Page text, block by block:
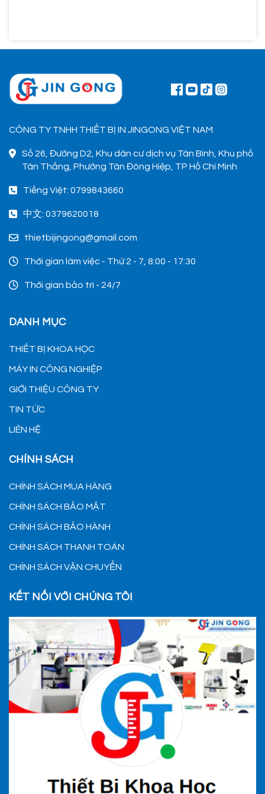
CÔNG TY TNHH THIẾT BỊ IN JINGONG VIỆT NAM
Số 26, Đường D2, Khu dân cư dịch vụ Tân Bình, Khu phố
Tân Thắng, Phường Tân Đông Hiệp, TP Hồ Chí Minh
Tiếng Việt: 0799843660
中文: 0379620018
thietbijingong@gmail.com
Thời gian làm việc - Thứ 2 - 7, 8:00 - 17:30
Thời gian bảo trì - 24/7
DANH MỤC
THIẾT BỊ KHOA HỌC
MÁY IN CÔNG NGHIỆP
GIỚI THIỆU CÔNG TY
TIN TỨC
LIÊN HỆ
CHÍNH SÁCH
CHÍNH SÁCH MUA HÀNG
CHÍNH SÁCH BẢO MẬT
CHÍNH SÁCH BẢO HÀNH
CHÍNH SÁCH THANH TOÁN
CHÍNH SÁCH VẬN CHUYỂN
KẾT NỐI VỚI CHÚNG TÔI